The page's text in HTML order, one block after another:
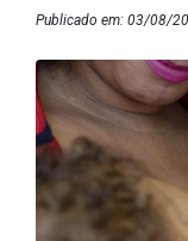
Publicado em: 03/08/